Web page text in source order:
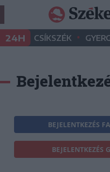
24H CSÍKSZÉK •
BEJELENTKEZÉS
BEJELENTKEZÉS